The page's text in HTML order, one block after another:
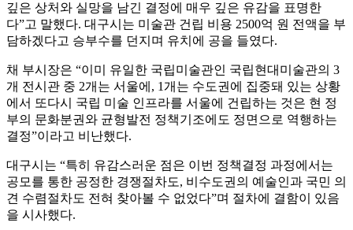
깊은 상처와 실망을 남긴 결정에 매우 깊은 유감을 표명한
다”고 말했다. 대구시는 미술관 건립 비용 2500억 원 전액을 부
담하겠다고 승부수를 던지며 유치에 공을 들였다.
채 부시장은 “이미 유일한 국립미술관인 국립현대미술관의 3
개 전시관 중 2개는 서울에, 1개는 수도권에 집중돼 있는 상황
에서 또다시 국립 미술 인프라를 서울에 건립하는 것은 현 정
부의 문화분권와 균형발전 정책기조에도 정면으로 역행하는
결정”이라고 비난했다.
대구시는 “특히 유감스러운 점은 이번 정책결정 과정에서는
공모를 통한 공정한 경쟁절차도, 비수도권의 예술인과 국민 의
견 수렴절차도 전혀 찾아볼 수 없었다”며 절차에 결함이 있음
을 시사했다.